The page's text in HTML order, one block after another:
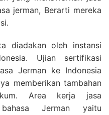
jerman, Berarti mereka
diadakan oleh instansi
Ujian sertifikasi
Jerman ke Indonesia
memberikan tambahan
Area kerja jasa
Jerman yaitu